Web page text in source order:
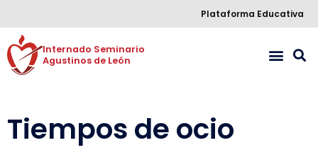
Plataforma Educativa
Internado Seminario
Agustinos de León
Tiempos de ocio